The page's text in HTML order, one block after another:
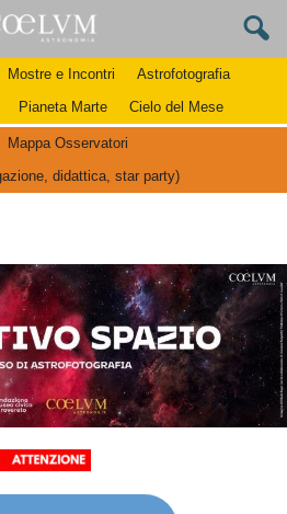
Mostre e Incontri
Astrofotografia
Pianeta Marte Cielo del Mese
Mappa Osservatori
didattica, star party)